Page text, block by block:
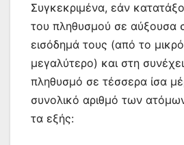
Συγκεκριμένα, εάν
του πληθυσμού σε αύξουσα
εισόδημά τους (από το
μεγαλύτερο) και στη
πληθυσμό σε τέσσερα ίσα
συνολικό αριθμό των
τα εξής: